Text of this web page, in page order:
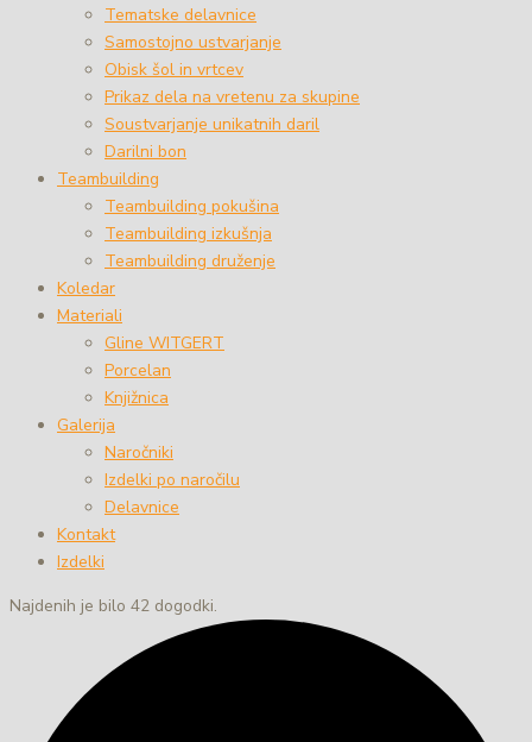
Tematske delavnice
Samostojno ustvarjanje
Obisk šol in vrtcev
Prikaz dela na vretenu za skupine
Soustvarjanje unikatnih daril
Darilni bon
Teambuilding
Teambuilding pokušina
Teambuilding izkušnja
Teambuilding druženje
Koledar
Materiali
Gline WITGERT
Porcelan
Knjižnica
Galerija
Naročniki
Izdelki po naročilu
Delavnice
Kontakt
Izdelki
Najdenih je bilo 42 dogodki.